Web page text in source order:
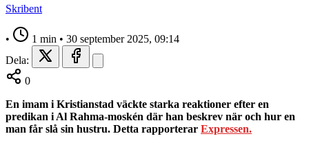
Skribent
• 1 min • 30 september 2025, 09:14
Dela:
0
En imam i Kristianstad väckte starka reaktioner efter en
predikan i Al Rahma-moskén där han beskrev när och hur en
man får slå sin hustru. Detta rapporterar Expressen.